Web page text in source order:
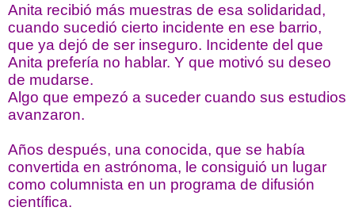
Anita recibió más muestras de esa solidaridad,
cuando sucedió cierto incidente en ese barrio,
que ya dejó de ser inseguro. Incidente del que
Anita prefería no hablar. Y que motivó su deseo
de mudarse.
Algo que empezó a suceder cuando sus estudios
avanzaron.
Años después, una conocida, que se había
convertida en astrónoma, le consiguió un lugar
como columnista en un programa de difusión
científica.